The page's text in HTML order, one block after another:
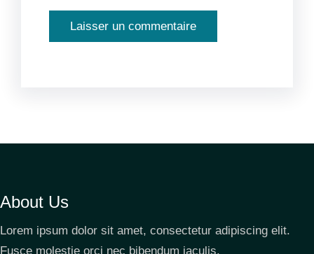
About Us
Lorem ipsum dolor sit amet, consectetur adipiscing elit.
Fusce molestie orci nec bibendum iaculis.